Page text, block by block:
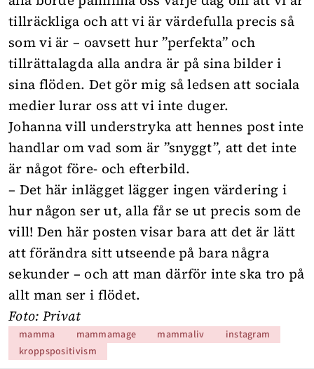
tillräckliga och att vi är värdefulla precis så
som vi är – oavsett hur ”perfekta” och
tillrättalagda alla andra är på sina bilder i
sina flöden. Det gör mig så ledsen att sociala
medier lurar oss att vi inte duger.
Johanna vill understryka att hennes post inte
handlar om vad som är ”snyggt”, att det inte
är något före- och efterbild.
– Det här inlägget lägger ingen värdering i
hur någon ser ut, alla får se ut precis som de
vill! Den här posten visar bara att det är lätt
att förändra sitt utseende på bara några
sekunder – och att man därför inte ska tro på
allt man ser i flödet.
Foto: Privat
mamma mammamage mammaliv
instagram
kroppspositivism